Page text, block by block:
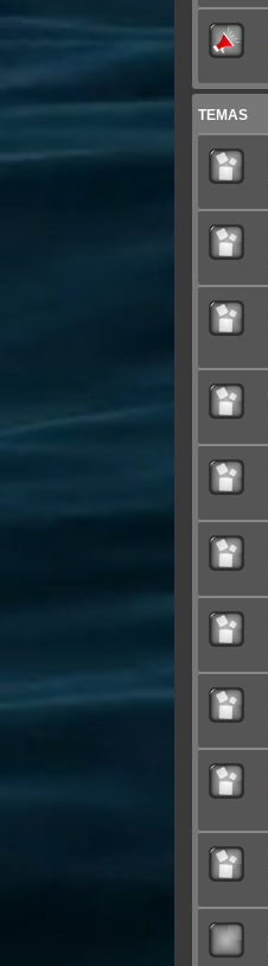
TEMAS